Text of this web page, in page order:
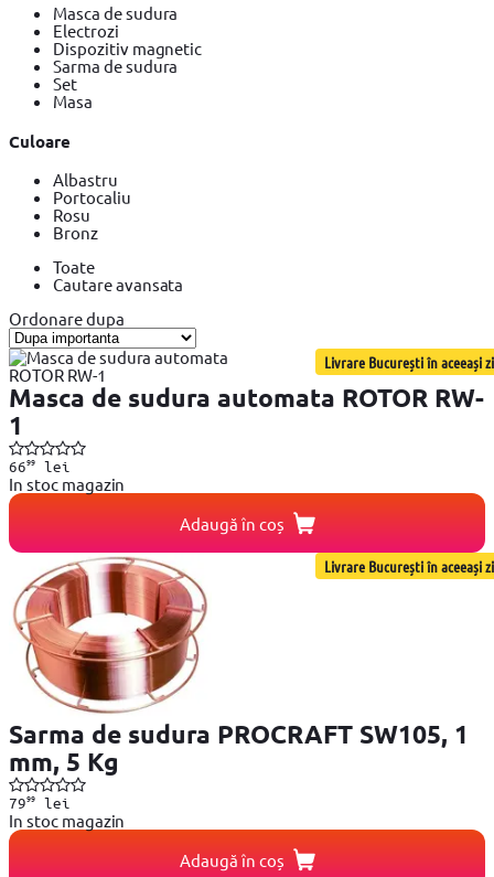
Masca de sudura
Electrozi
Dispozitiv magnetic
Sarma de sudura
Set
Masa
Culoare
Albastru
Portocaliu
Rosu
Bronz
Toate
Cautare avansata
Ordonare dupa
Livrare București în aceeași zi
Masca de sudura automata ROTOR RW-
1
6699lei
In stoc magazin
Adaugă în coș
Livrare București în aceeași zi
Sarma de sudura PROCRAFT SW105, 1
mm, 5 Kg
7999lei
In stoc magazin
Adaugă în coș